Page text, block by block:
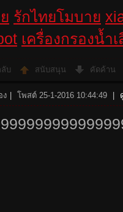
รักไทยโมบาย
เครื่องกรองน้ำ
บ สนับสนุน คัดค้าน
ง โพสต์ 25-1-2016 10:44:49